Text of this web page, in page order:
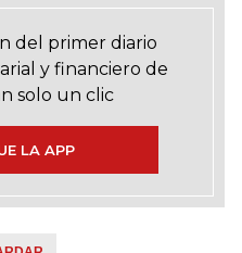
del primer diario
y financiero de
solo un clic
LA APP